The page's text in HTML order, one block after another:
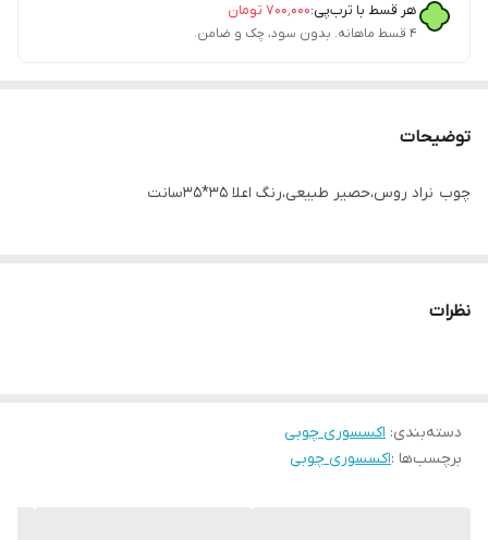
هر قسط با ترب‌پی:۷۰۰٬۰۰۰ تومان
۴ قسط ماهانه. بدون سود، چک و ضامن.
توضیحات
چوب نراد روس،حصیر طبیعی،رنگ اعلا 35*35سانت
نظرات
دسته‌بندی: اکسسوری چوبی
برچسب‌ها :اکسسوری چوبی